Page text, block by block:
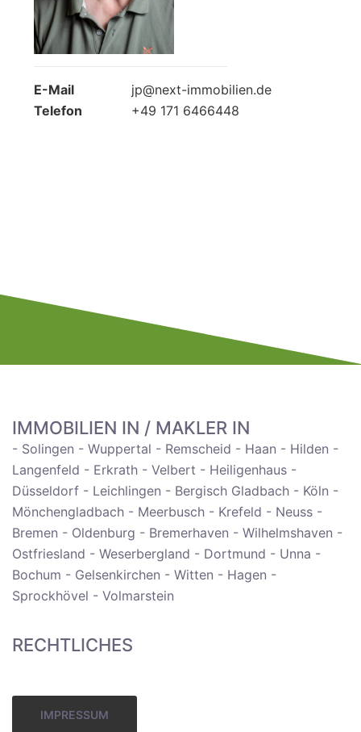
E-Mail
jp@next-immobilien.de
Telefon
+49 171 6466448
IMMOBILIEN IN / MAKLER IN
- Solingen - Wuppertal - Remscheid - Haan - Hilden -
Langenfeld - Erkrath - Velbert - Heiligenhaus -
Düsseldorf - Leichlingen - Bergisch Gladbach - Köln -
Mönchengladbach - Meerbusch - Krefeld - Neuss -
Bremen - Oldenburg - Bremerhaven - Wilhelmshaven -
Ostfriesland - Weserbergland - Dortmund - Unna -
Bochum - Gelsenkirchen - Witten - Hagen -
Sprockhövel - Volmarstein
RECHTLICHES
IMPRESSUM